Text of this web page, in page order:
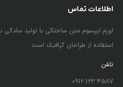
اطلاعات تماس
لورم ایپسوم متن ساختگی با تولید
استفاده از طراحان گرافیک است.
تلفن
4587 123 0912